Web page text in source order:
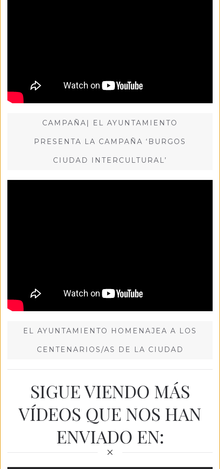
CAMPAÑA| EL AYUNTAMIENTO
PRESENTA LA CAMPAÑA ‘BURGOS
CIUDAD INTERCULTURAL’
EL AYUNTAMIENTO HOMENAJEA A LOS
CENTENARIOS/AS DE LA CIUDAD
SIGUE VIENDO MÁS
VÍDEOS QUE NOS HAN
ENVIADO EN: